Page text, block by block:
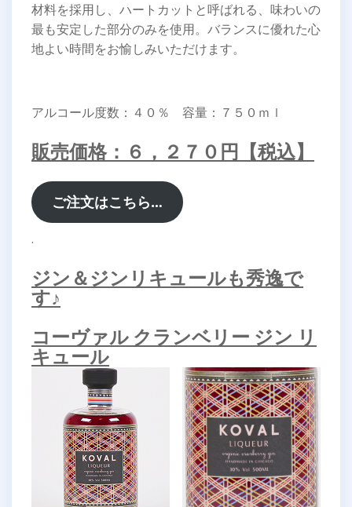
材料を採用し、ハートカットと呼ばれる、味わいの
最も安定した部分のみを使用。バランスに優れた心
地よい時間をお愉しみいただけます。
アルコール度数：４０％ 容量：７５０ｍｌ
販売価格：６，２７０円【税込】
ご注文はこちら…
.
ジン＆ジンリキュールも秀逸で
す♪
コーヴァル クランベリー ジン リ
キュール